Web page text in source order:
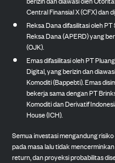
Central Finansial X (CFX) dan
Reksa Dana difasilitasi oleh
Reksa Dana (APERD) yang
(OJK).
Emas difasilitasi oleh PT
Digital, yang berizin dan
Komoditi (Bappebti). Emas
bekerja sama dengan PT
Komoditi dan Derivatif
House (ICH).
Semua investasi mengandung
pada masa lalu tidak
return, dan proyeksi probabilitas